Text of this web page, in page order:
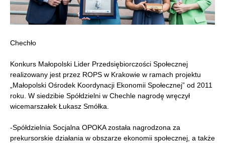
Chechło
Konkurs Małopolski Lider Przedsiębiorczości Społecznej
realizowany jest przez ROPS w Krakowie w ramach projektu
„Małopolski Ośrodek Koordynacji Ekonomii Społecznej” od 2011
roku. W siedzibie Spółdzielni w Chechle nagrodę wręczył
wicemarszałek Łukasz Smółka.
-Spółdzielnia Socjalna OPOKA została nagrodzona za
prekursorskie działania w obszarze ekonomii społecznej, a także